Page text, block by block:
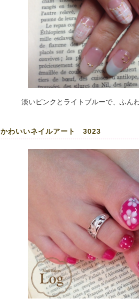
淡いピンクとライトブルーで、ふん
かわいいネイルアート 3023